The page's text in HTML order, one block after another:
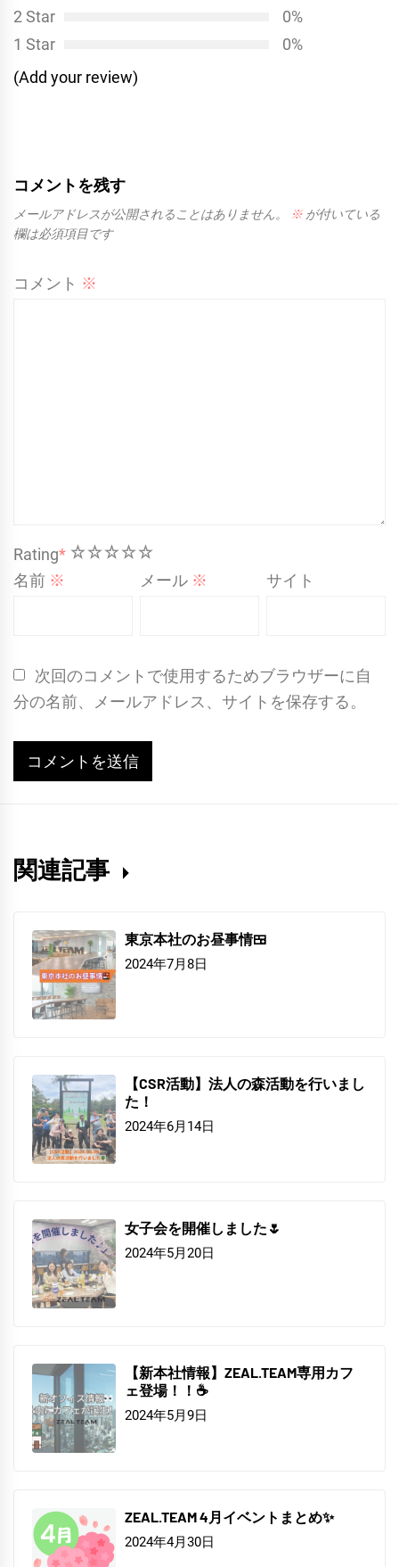
2 Star
0%
1 Star
0%
(Add your review)
コメントを残す
メールアドレスが公開されることはありません。 ※ が付いている
欄は必須項目です
コメント ※
Rating* 5
4
3
2
1
名前 ※ メール ※ サイト
次回のコメントで使用するためブラウザーに自
分の名前、メールアドレス、サイトを保存する。
関連記事
東京本社のお昼事情🍱
2024年7月8日
【CSR活動】法人の森活動を行いまし
た！
2024年6月14日
女子会を開催しました🌷
2024年5月20日
【新本社情報】ZEAL.TEAM専用カフ
ェ登場！！☕
2024年5月9日
ZEAL.TEAM 4月イベントまとめ✨
2024年4月30日